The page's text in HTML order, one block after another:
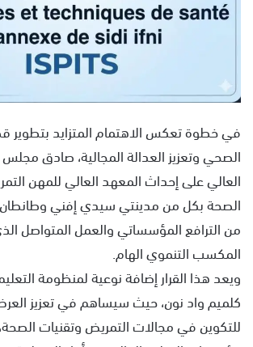
ك
ا
في خطوة تعكس الاهتمام المتزايد بتطوير
الصحي وتعزيز العدالة المجالية، صادق
العالي على إحداث المعهد العالي للمهن
الصحة بكل من مدينتي سيدي إفني
من الترافع المؤسساتي والعمل المتواصل
المكسب التنموي الهام.
ويعد هذا القرار إضافة نوعية لمنظومة
كلميم واد نون، حيث سيساهم في تعزيز
للتكوين في مجالات التمريض وتقنيات